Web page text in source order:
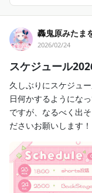
轟鬼原みたま
2026/02/24
スケジュール
久しぶりにスケジュ
日何かするようにな
ですが、なるべく出
ださいお願いします